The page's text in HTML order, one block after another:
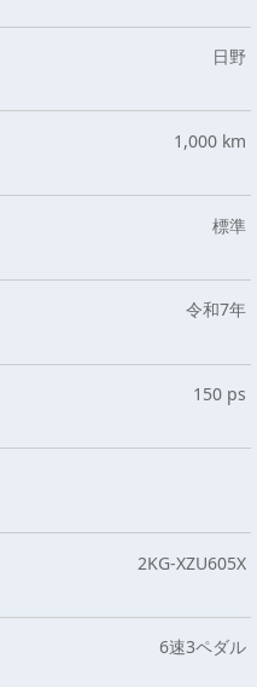
日野
1,000 km
標準
令和7年
150 ps
2KG-XZU605X
6速3ペダル